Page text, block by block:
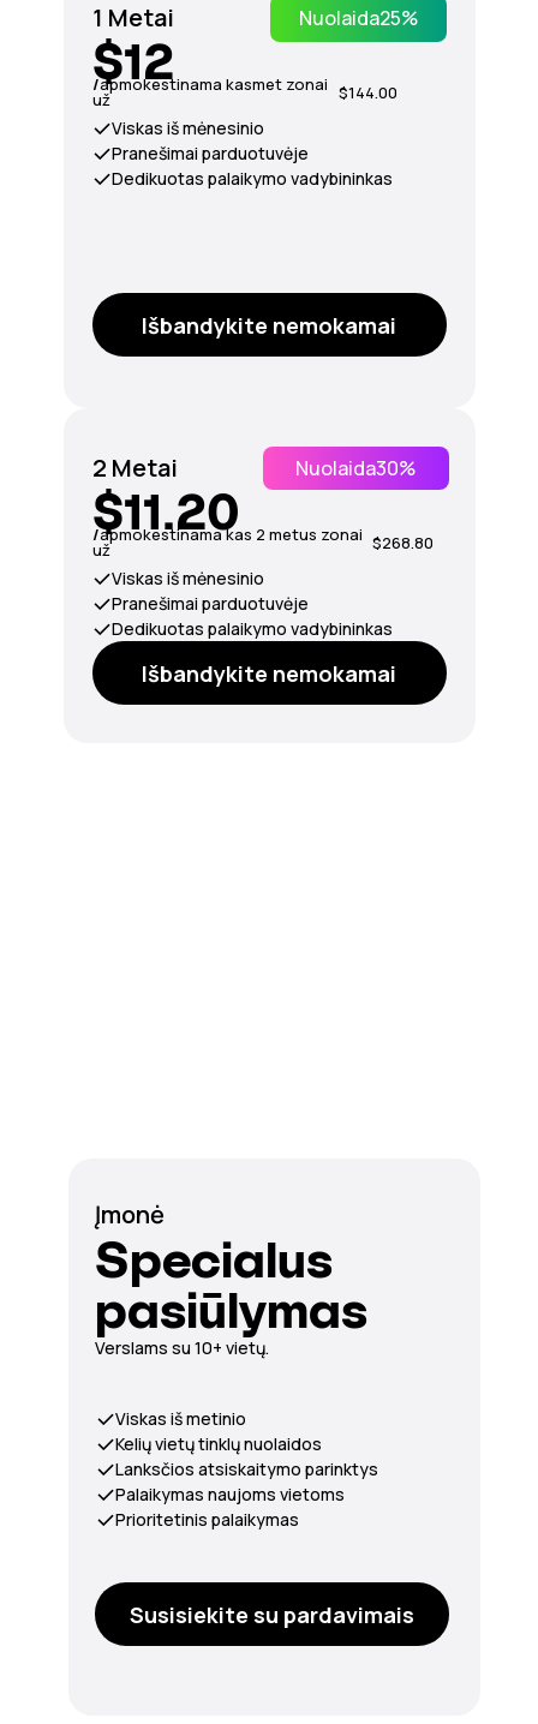
1 Metai Nuolaida25%
$12
/apmokestinama kasmet zonai
už $144.00
Viskas iš mėnesinio
Pranešimai parduotuvėje
Dedikuotas palaikymo vadybininkas
Išbandykite nemokamai
2 Metai Nuolaida30%
$11.20
/apmokestinama kas 2 metus zonai
už $268.80
Viskas iš mėnesinio
Pranešimai parduotuvėje
Dedikuotas palaikymo vadybininkas
Išbandykite nemokamai
Įmonė
Specialus
pasiūlymas
Verslams su 10+ vietų.
Susisiekite su pardavimais
Viskas iš metinio
Kelių vietų tinklų nuolaidos
Lanksčios atsiskaitymo parinktys
Palaikymas naujoms vietoms
Prioritetinis palaikymas